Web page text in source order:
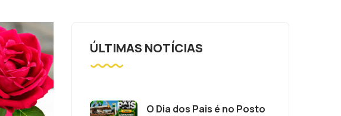
ÚLTIMAS NOTÍCIAS
O Dia dos Pais é no Posto